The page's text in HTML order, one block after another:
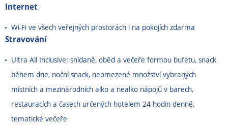
Internet
Wi-Fi ve všech veřejných prostorách i na pokojích zdarma
Stravování
Ultra All Inclusive: snídaně, oběd a večeře formou bufetu, snack
během dne, noční snack, neomezené množství vybraných
místních a mezinárodních alko a nealko nápojů v barech,
restauracích a časech určených hotelem 24 hodin denně,
tematické večeře